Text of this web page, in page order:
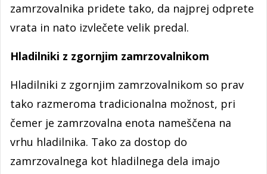
zamrzovalnika pridete tako, da najprej odprete
vrata in nato izvlečete velik predal.
Hladilniki z zgornjim zamrzovalnikom
Hladilniki z zgornjim zamrzovalnikom so prav
tako razmeroma tradicionalna možnost, pri
čemer je zamrzovalna enota nameščena na
vrhu hladilnika. Tako za dostop do
zamrzovalnega kot hladilnega dela imajo